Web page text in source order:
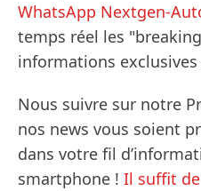
WhatsApp Nextgen-
temps réel les
informations
Nous suivre sur notre
nos news vous soient
dans votre fil
smartphone ! Il suffit